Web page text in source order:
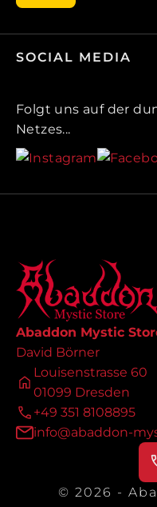
SOCIAL MEDIA
Folgt uns auf der
Netzes...
Abaddon Mystic
David Börner
Louisenstrasse 60
01099 Dresden
+49 351 8108895
info@abaddon-
© 2026 -